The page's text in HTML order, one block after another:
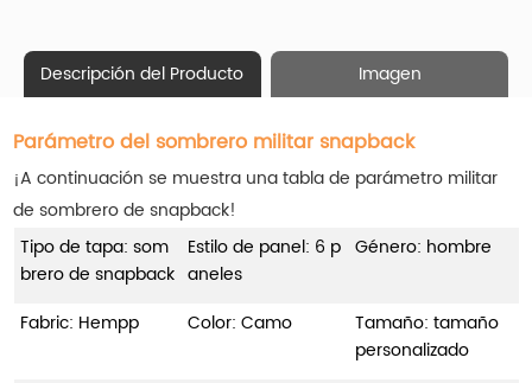
Descripción del Producto Imagen
Parámetro del sombrero militar snapback
¡A continuación se muestra una tabla de parámetro militar
de sombrero de snapback!
Tipo de tapa: som
brero de snapback
Estilo de panel: 6 p
aneles
Género: hombre
Fabric: Hempp Color: Camo
Tamaño: tamaño
personalizado